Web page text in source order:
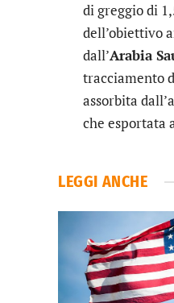
di greggio di
dell’obiettivo
dall’Arabia
tracciamento
assorbita
che esportata
LEGGI ANCHE